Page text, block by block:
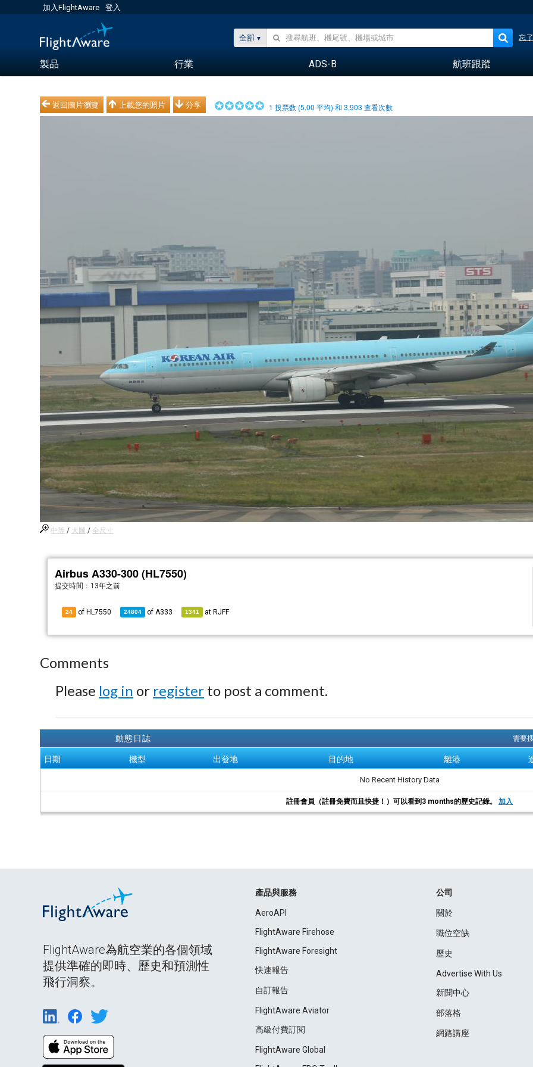
加入FlightAware 登入
全部 忘
製品 行業 ADS-B 航班跟蹤
返回圖片瀏覽 上載您的照片 分享 1 投票数 (5.00 平均) 和3,903 查看次數
中等 / 大圖 / 全尺寸
Airbus A330-300 (HL7550)
提交時間： 13年之前
24 of HL7550 24804 ofA333 1341 at RJFF
Comments
Please log in or register to post a comment.
動態日誌 需要
日期 機型 出發地 目的地 離港
No Recent History Data
註冊會員（註冊免費而且快捷！）可以看到3 months的歷史記錄。加入
FlightAware為航空業的各個領域
提供準確的即時、歷史和預測性
飛行洞察。
產品與服務
AeroAPI
FlightAware Firehose
FlightAware Foresight
快速報告
自訂報告
FlightAware Aviator
高級付費訂閱
FlightAware Global
公司
關於
職位空缺
歷史
Advertise With Us
新聞中心
部落格
網路講座